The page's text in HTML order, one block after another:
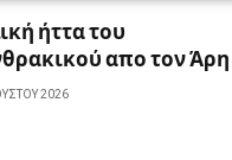
ήττα του
απο τον Άρη
2026